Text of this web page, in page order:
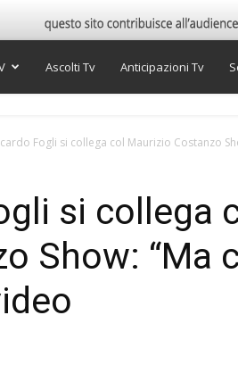
Ascolti Tv Anticipazioni Tv
Fogli si collega col Maurizio Costanzo
si collega
Show: “Ma